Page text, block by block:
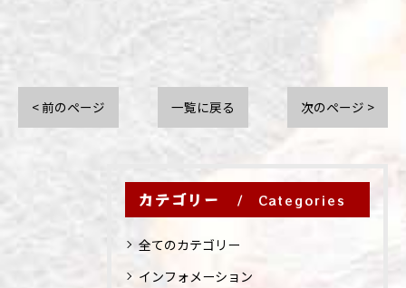
< 前のページ 一覧に戻る 次のページ >
カテゴリー Categories
全てのカテゴリー
インフォメーション